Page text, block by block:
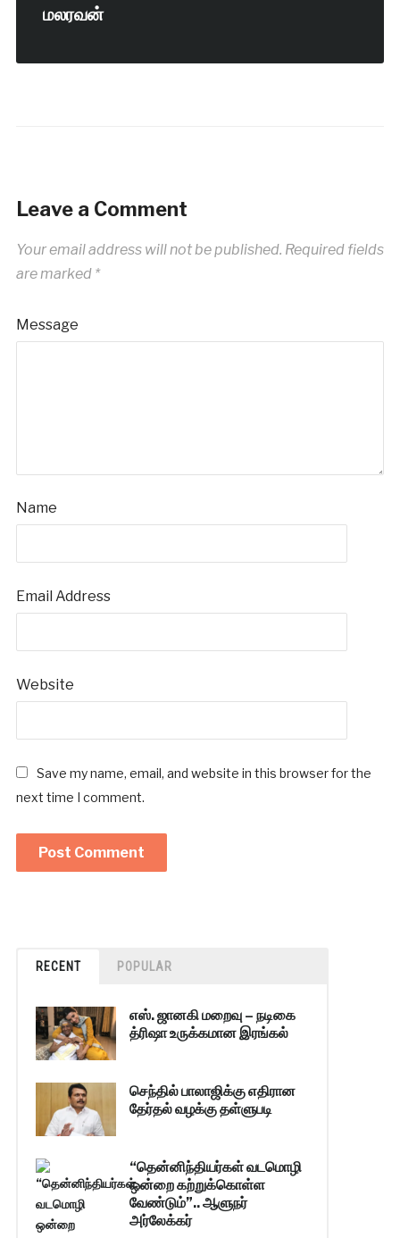
மலரவன்
Leave a Comment
Your email address will not be published. Required fields
are marked *
Message
Name
Email Address
Website
Save my name, email, and website in this browser for the
next time I comment.
RECENT POPULAR
எஸ். ஜானகி மறைவு – நடிகை
த்ரிஷா உருக்கமான இரங்கல்
செந்தில் பாலாஜிக்கு எதிரான
தேர்தல் வழக்கு தள்ளுபடி
“தென்னிந்தியர்கள் வடமொழி
ஒன்றை கற்றுக்கொள்ள
வேண்டும்”.. ஆளுநர்
அர்லேக்கர்